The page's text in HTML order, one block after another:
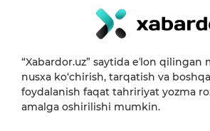
“Xabardor.uz” saytida eʼlon qilingan
nusxa ko‘chirish, tarqatish va
foydalanish faqat tahririyat yozma
amalga oshirilishi mumkin.